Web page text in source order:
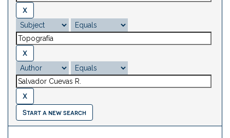
Start a new search